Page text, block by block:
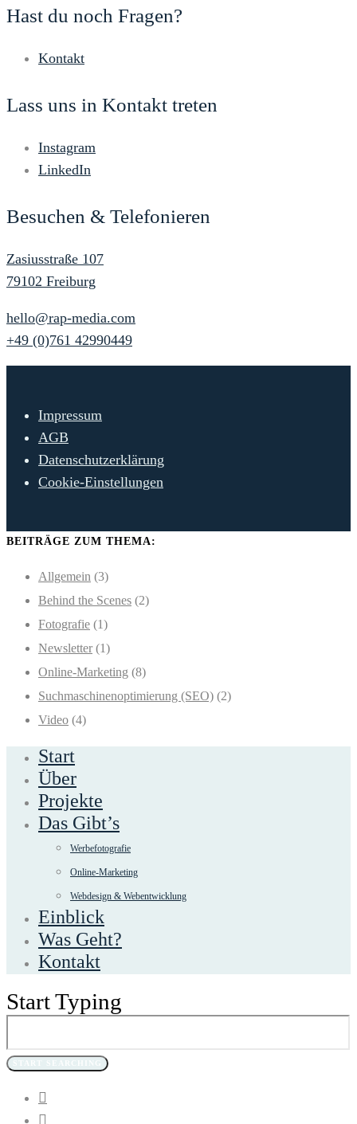
Hast du noch Fragen?
Kontakt
Lass uns in Kontakt treten
Instagram
LinkedIn
Besuchen & Telefonieren
Zasiusstraße 107
79102 Freiburg
hello@rap-media.com
+49 (0)761 42990449
Impressum
AGB
Datenschutzerklärung
Cookie-Einstellungen
BEITRÄGE ZUM THEMA:
Allgemein (3)
Behind the Scenes (2)
Fotografie (1)
Newsletter (1)
Online-Marketing (8)
Suchmaschinenoptimierung (SEO) (2)
Video (4)
Start
Über
Projekte
Das Gibt’s
Werbefotografie
Online-Marketing
Webdesign & Webentwicklung
Einblick
Was Geht?
Kontakt
Start Typing